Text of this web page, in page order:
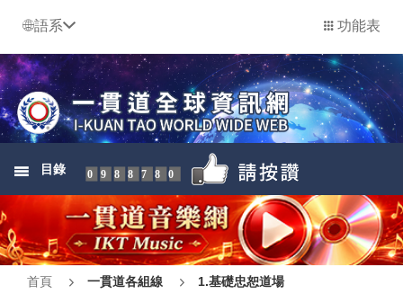
語系 功能表
目錄 0988780
首頁 一貫道各組線 1.基礎忠恕道場